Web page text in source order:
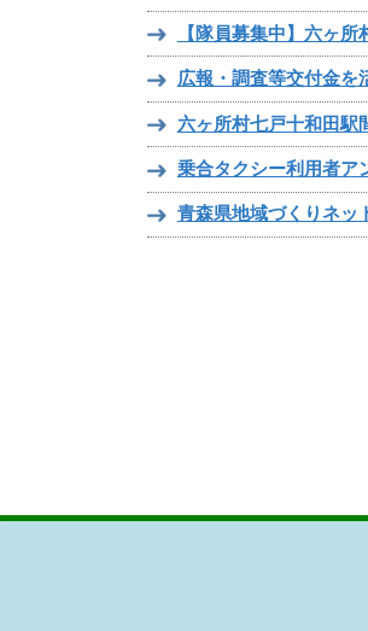
【隊員募集中】六ヶ
広報・調査等交付金を
六ヶ所村七戸十和田駅
乗合タクシー利用者ア
青森県地域づくりネッ